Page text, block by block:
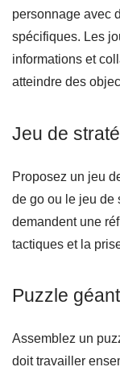
personnage avec
spécifiques. Les
informations et
atteindre des
Jeu de
Proposez un jeu
de go ou le jeu de
demandent une
tactiques et la
Puzzle géant
Assemblez un
doit travailler